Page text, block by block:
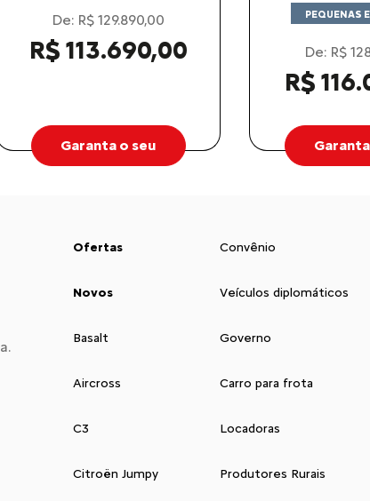
De: R$ 129.890,00
R$ 113.690,00
Garanta o seu
PEQUENAS
De: R$
R$
Ofertas
Novos
Basalt
Aircross
C3
Citroën Jumpy
Convênio
Veículos diplomáticos
Governo
Carro para frota
Locadoras
Produtores Rurais